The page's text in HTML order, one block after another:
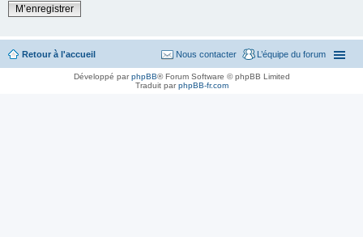
M’enregistrer
Retour à l'accueil L’équipe du forum
Nous contacter
Développé parphpBB® Forum Software © phpBB Limited
Traduit parphpBB-fr.com